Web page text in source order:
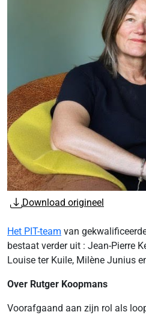
Download origineel
Het PIT-team van
bestaat verder uit : Jean-Pierre
Louise ter Kuile, Milène Junius
Over Rutger Koopmans
Voorafgaand aan zijn rol als